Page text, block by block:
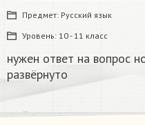
Предмет: Русский язык
Уровень: 10 - 11 класс
нужен ответ на вопрос
развёрнуто